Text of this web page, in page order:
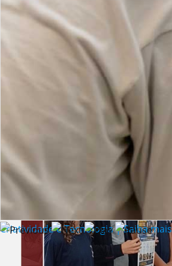
Criatividade e Tecnologia | Saiba mais